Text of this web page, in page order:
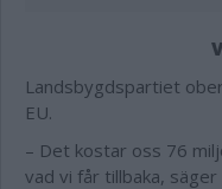
Landsbygdspartiet
EU.
– Det kostar oss 76
vad vi får tillbaka, säger